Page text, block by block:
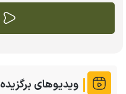
ویدیوهای برگزیده